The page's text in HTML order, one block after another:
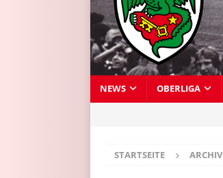
NEWS OBERLIGA
STARTSEITE ARCHIV